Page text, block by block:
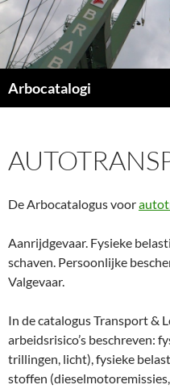
Ga
naar
de
inhoud
Arbocatalogi
De Arbocatalogus voor
Aanrijdgevaar. Fysieke
schaven. Persoonlijke
Valgevaar.
In de catalogus Transport &
arbeidsrisico’s beschreven:
trillingen, licht), fysieke
stoffen